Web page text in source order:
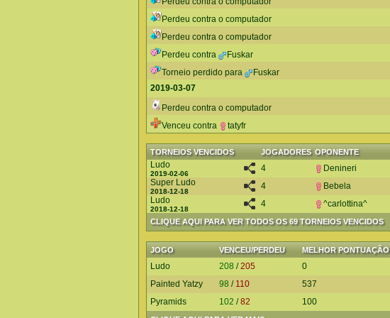
Perdeu contra o computador
Perdeu contra o computador
Perdeu contra
Fuskar
Torneio perdido para
Fuskar
2019-03-07
Perdeu contra o computador
Venceu contra
tatyfr
TORNEIOS VENCIDOS JOGADORES OPONENTE
CLIQUE AQUI PARA VER TODOS OS 69 TORNEIOS VENCIDOS
Ludo
2019-02-06
4
Denineri
Super Ludo
2018-12-18
4
Bebela
Ludo
2018-12-18
4 ^carlottina^
JOGO VENCEU/PERDEU MELHOR PONTUAÇÃO
Ludo 208 /205
0
Painted Yatzy
98 / 110
537
Pyramids
102 /82 100